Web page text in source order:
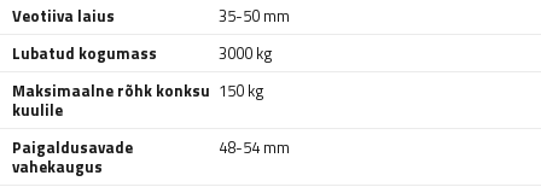
Veotiiva laius
35-50 mm
Lubatud kogumass
3000 kg
Maksimaalne rõhk konksu
kuulile
150 kg
Paigaldusavade
vahekaugus
48-54 mm